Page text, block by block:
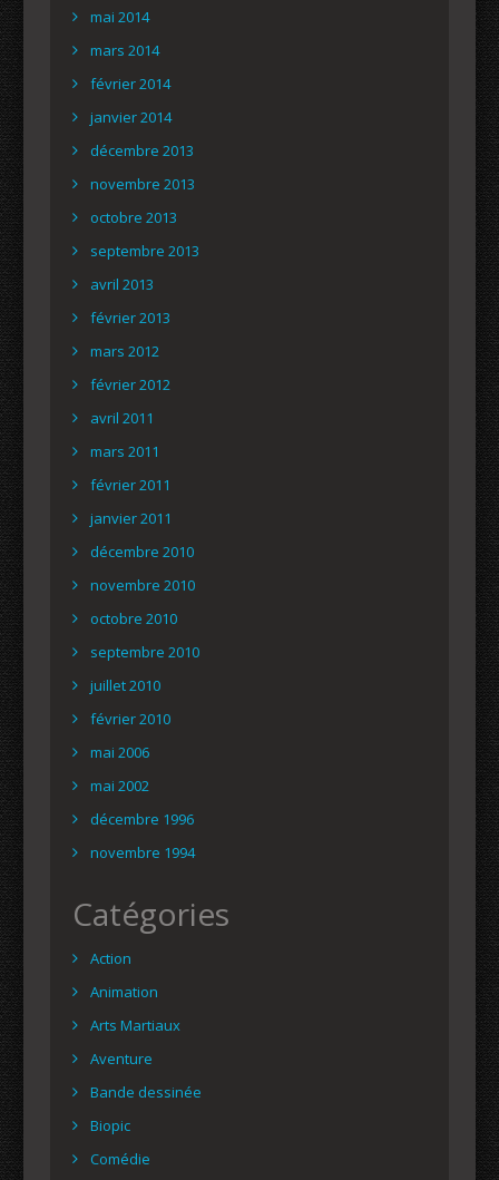
mai 2014
mars 2014
février 2014
janvier 2014
décembre 2013
novembre 2013
octobre 2013
septembre 2013
avril 2013
février 2013
mars 2012
février 2012
avril 2011
mars 2011
février 2011
janvier 2011
décembre 2010
novembre 2010
octobre 2010
septembre 2010
juillet 2010
février 2010
mai 2006
mai 2002
décembre 1996
novembre 1994
Catégories
Action
Animation
Arts Martiaux
Aventure
Bande dessinée
Biopic
Comédie